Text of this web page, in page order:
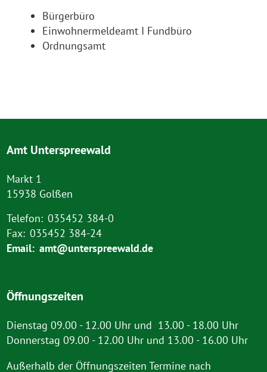
Bürgerbüro
Einwohnermeldeamt I Fundbüro
Ordnungsamt
Amt Unterspreewald
Markt 1
15938 Golßen
Telefon: 035452 384-0
Fax: 035452 384-24
Email: amt@unterspreewald.de
Öffnungszeiten
Dienstag 09.00 - 12.00 Uhr und 13.00 - 18.00 Uhr
Donnerstag 09.00 - 12.00 Uhr und 13.00 - 16.00 Uhr
Außerhalb der Öffnungszeiten Termine nach